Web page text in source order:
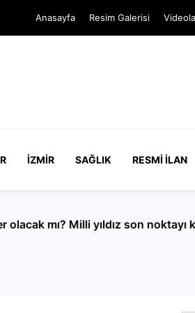
Anasayfa Resim Galerisi
İZMIR SAĞLIK RESMI İLAN
yıldız son noktayı koydu!